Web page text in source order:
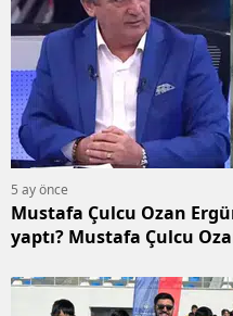
5 ay önce
Mustafa Çulcu Ozan
yaptı? Mustafa Çulcu